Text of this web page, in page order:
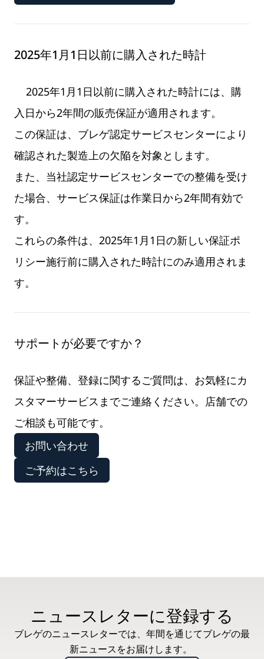
2025年1月1日以前に購入された時計
2025年1月1日以前に購入された時計には、購
入日から2年間の販売保証が適用されます。
この保証は、ブレゲ認定サービスセンターにより
確認された製造上の欠陥を対象とします。
また、当社認定サービスセンターでの整備を受け
た場合、サービス保証は作業日から2年間有効で
す。
これらの条件は、2025年1月1日の新しい保証ポ
リシー施行前に購入された時計にのみ適用されま
す。
サポートが必要ですか？
保証や整備、登録に関するご質問は、お気軽にカ
スタマーサービスまでご連絡ください。店舗での
ご相談も可能です。
お問い合わせ
ご予約はこちら
ニュースレターに登録する
ブレゲのニュースレターでは、年間を通じてブレゲの最
新ニュースをお届けします。